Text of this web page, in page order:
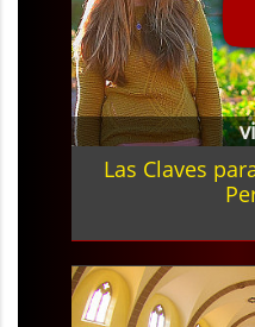
Las Claves